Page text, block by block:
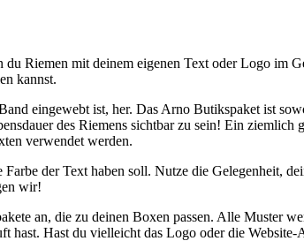
Riemen mit deinem eigenen Text oder Logo im
kannst.
eingewebt ist, her. Das Arno Butikspaket ist
des Riemens sichtbar zu sein! Ein
verwendet werden.
der Text haben soll. Nutze die Gelegenheit,
wir!
an, die zu deinen Boxen passen. Alle Muster
hast. Hast du vielleicht das Logo oder die